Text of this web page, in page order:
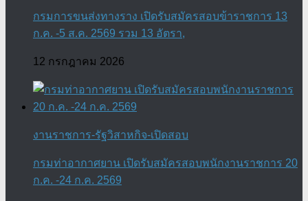
กรมการขนส่งทางราง เปิดรับสมัครสอบข้าราชการ 13
ก.ค. -5 ส.ค. 2569 รวม 13 อัตรา,
12 กรกฎาคม 2026
งานราชการ-รัฐวิสาหกิจ-เปิดสอบ
กรมท่าอากาศยาน เปิดรับสมัครสอบพนักงานราชการ 20
ก.ค. -24 ก.ค. 2569